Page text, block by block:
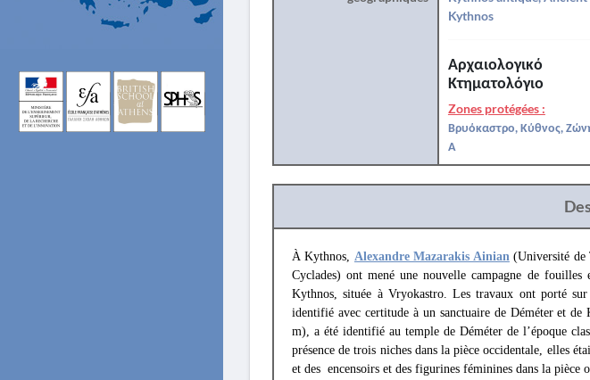
Kythnos
Αρχαιολογικό
Κτηματολόγιο
Zones protégées :
Βρυόκαστρο, Κύθνος,
Α
À Kythnos, Alexandre Mazarakis Ainian(Université de
Cyclades) ont mené une nouvelle campagne de
Kythnos, située à Vryokastro. Les travaux ont porté
identifié avec certitude à un sanctuaire de Déméter et
m), a été identifié au temple de Déméter de l’époque
présence de trois niches dans la pièce occidentale, elles
et des encensoirs et des figurines féminines dans la pièce